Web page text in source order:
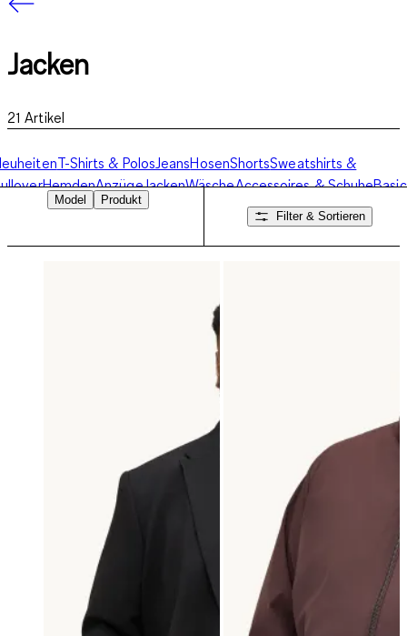
Jacken
21 Artikel
T-Shirts & Polos JeansHosenShortsSweatshirts &
HemdenAnzügeJackenWäscheAccessoires & Schuhe
Model
Produkt
Filter & Sortieren